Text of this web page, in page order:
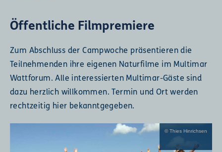
Öffentliche Filmpremiere
Zum Abschluss der Campwoche präsentieren die
Teilnehmenden ihre eigenen Naturfilme im Multimar
Wattforum. Alle interessierten Multimar-Gäste sind
dazu herzlich willkommen. Termin und Ort werden
rechtzeitig hier bekanntgegeben.
© Thies Hinrichsen